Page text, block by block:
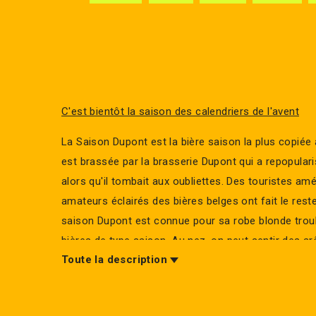
C'est bientôt la saison des calendriers de l'avent
La Saison Dupont est la bière saison la plus copiée
est brassée par la brasserie Dupont qui a
alors qu'il tombait aux oubliettes. Des touristes
amateurs éclairés des bières belges ont fait le
saison Dupont est connue pour sa robe blonde
bières de type saison. Au nez, on peut sentir des
parmi les touches herbacées qui rappellent une
Toute la description